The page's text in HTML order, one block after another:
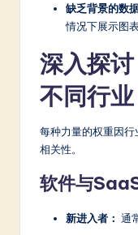
缺乏背景的数
情况下展示图
深入探
不同行业
每种力量的权重因
相关性。
软件与
新进入者： 通